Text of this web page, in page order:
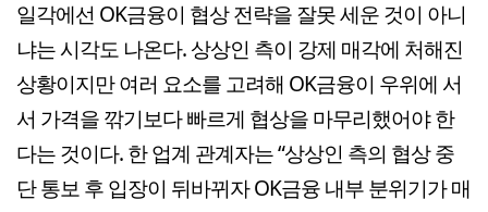
일각에선 OK금융이 협상 전략을 잘못 세운 것이 아니
냐는 시각도 나온다. 상상인 측이 강제 매각에 처해진
상황이지만 여러 요소를 고려해 OK금융이 우위에 서
서 가격을 깎기보다 빠르게 협상을 마무리했어야 한
다는 것이다. 한 업계 관계자는 “상상인 측의 협상 중
단 통보 후 입장이 뒤바뀌자 OK금융 내부 분위기가 매